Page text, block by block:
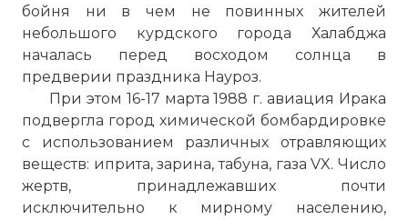
бойня ни в чем не повинных жителей
небольшого курдского города Халабджа
началась перед восходом солнца в
предверии праздника Науроз.
При этом 16-17 марта 1988 г. авиация Ирака
подвергла город химической бомбардировке
с использованием различных отравляющих
веществ: иприта, зарина, табуна, газа VX. Число
жертв, принадлежавших почти
исключительно к мирному населению,